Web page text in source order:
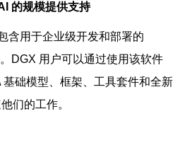
的规模提供支持
含用于企业级开发和部署的
DGX 用户可以通过使用该软件
础模型、框架、工具套件和全新
们的工作。